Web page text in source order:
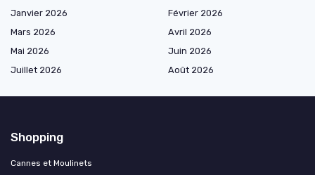
Janvier 2026
Février 2026
Mars 2026
Avril 2026
Mai 2026
Juin 2026
Juillet 2026
Août 2026
Shopping
Cannes et Moulinets